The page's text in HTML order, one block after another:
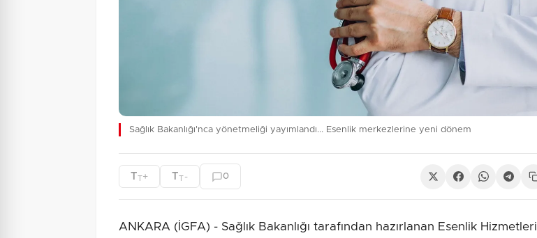
Sağlık Bakanlığı'nca yönetmeliği yayımlandı... Esenlik merkezlerine yeni dönem
TT+ TT - 0
ANKARA (İGFA) - Sağlık Bakanlığı tarafından hazırlanan Esenlik Hizmetleri